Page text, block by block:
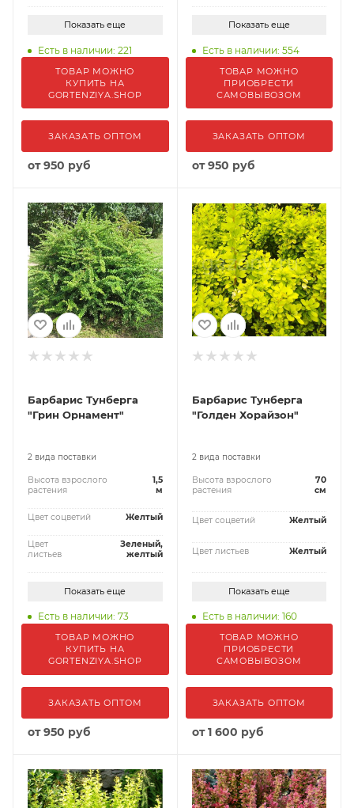
Показать еще
Есть в наличии: 221
ТОВАР МОЖНО
КУПИТЬ НА
GORTENZIYA.SHOP
ЗАКАЗАТЬ ОПТОМ
от950 руб
Показать еще
Есть в наличии: 554
ТОВАР МОЖНО
ПРИОБРЕСТИ
САМОВЫВОЗОМ
ЗАКАЗАТЬ ОПТОМ
от950 руб
Барбарис Тунберга
"Грин Орнамент"
2 вида поставки
Высота взрослого
растения
1,5
м
Цвет соцветий Желтый
Цвет
листьев
Зеленый,
желтый
Показать еще
Есть в наличии: 73
ТОВАР МОЖНО
КУПИТЬ НА
GORTENZIYA.SHOP
ЗАКАЗАТЬ ОПТОМ
от950 руб
Барбарис Тунберга
"Голден Хорайзон"
2 вида поставки
Высота взрослого
растения
70
см
Цвет соцветий Желтый
Цвет листьев Желтый
Показать еще
Есть в наличии: 160
ТОВАР МОЖНО
ПРИОБРЕСТИ
САМОВЫВОЗОМ
ЗАКАЗАТЬ ОПТОМ
от1 600 руб